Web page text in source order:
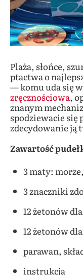
Plaża, słońce,
ptactwa o
— komu uda się
zręcznościowa,
znanym
spodziewacie się
zdecydowanie ją
Zawartość
3 maty:
3 znaczniki
12 żetonów
12 żetonów
parawan,
instrukcja